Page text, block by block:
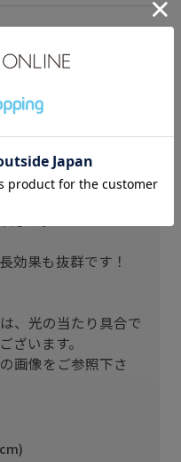
あり、細身に見せて
来るデザインTシャ
心地も抜群！
いるので、程よく二
効果も抜群です！
、光の当たり具合で
ざいます。
画像をご参照下さ